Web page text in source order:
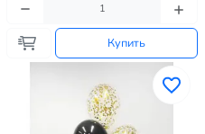
Купить